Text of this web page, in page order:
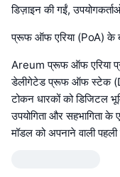
डिज़ाइन की गईं,
प्रूफ ऑफ एरिया (PoA) के
Areum प्रूफ ऑफ एरिया
डेलीगेटेड प्रूफ ऑफ स्टेक
टोकन धारकों को डिजिटल
उपयोगिता और सहभागिता
मॉडल को अपनाने वाली पहली